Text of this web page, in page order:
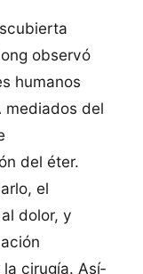
observó
humanos
mediados del
del éter.
el
dolor, y
la cirugí­a. Así­